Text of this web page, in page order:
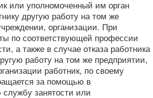
или уполномоченный им орган
другую работу на том же
организации. При
по соответствующей профессии
а также в случае отказа работника
работу на том же предприятии,
работник, по своему
за помощью в
службу занятости или